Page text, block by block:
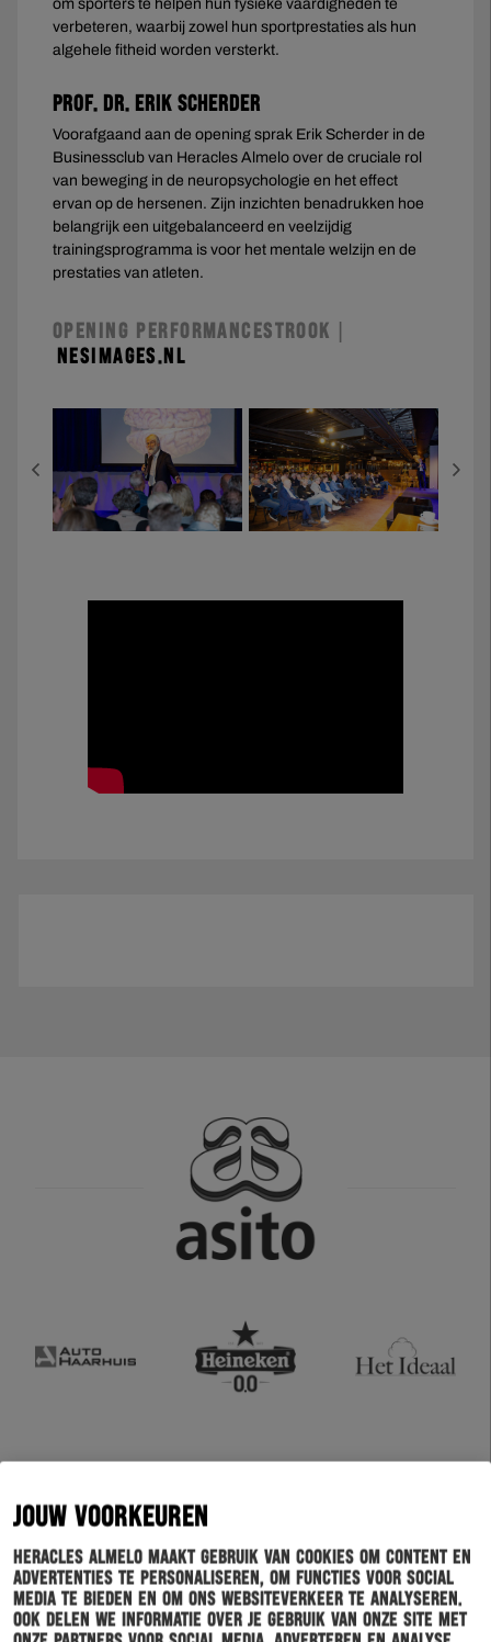
JOUW VOORKEUREN
Heracles Almelo maakt gebruik van cookies om content en
advertenties te personaliseren, om functies voor social
media te bieden en om ons websiteverkeer te analyseren.
Ook delen we informatie over je gebruik van onze site met
om sporters te helpen hun fysieke vaardigheden te
verbeteren, waarbij zowel hun sportprestaties als hun
algehele fitheid worden versterkt.
Prof. dr. Erik Scherder
Voorafgaand aan de opening sprak Erik Scherder in de
Businessclub van Heracles Almelo over de cruciale rol
van beweging in de neuropsychologie en het effect
ervan op de hersenen. Zijn inzichten benadrukken hoe
belangrijk een uitgebalanceerd en veelzijdig
trainingsprogramma is voor het mentale welzijn en de
prestaties van atleten.
OPENING PERFORMANCESTROOK |
NESIMAGES.NL